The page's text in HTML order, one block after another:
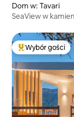
Dom w: Tavari
SeaView w
Wybór gości